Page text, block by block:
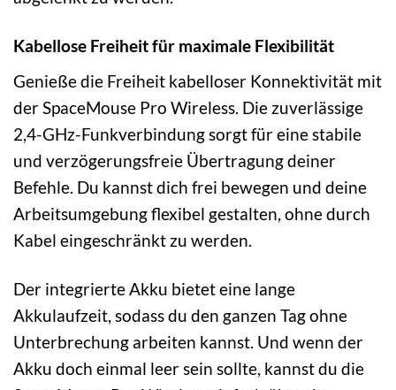
Kabellose Freiheit für maximale Flexibilität
Genieße die Freiheit kabelloser Konnektivität mit
der SpaceMouse Pro Wireless. Die zuverlässige
2,4-GHz-Funkverbindung sorgt für eine stabile
und verzögerungsfreie Übertragung deiner
Befehle. Du kannst dich frei bewegen und deine
Arbeitsumgebung flexibel gestalten, ohne durch
Kabel eingeschränkt zu werden.
Der integrierte Akku bietet eine lange
Akkulaufzeit, sodass du den ganzen Tag ohne
Unterbrechung arbeiten kannst. Und wenn der
Akku doch einmal leer sein sollte, kannst du die